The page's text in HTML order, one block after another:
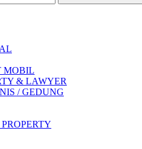
MOBIL
& LAWYER
/ GEDUNG